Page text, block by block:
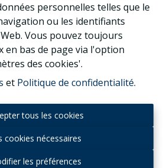
personnelles telles que le
ou les identifiants
Vous pouvez toujours
en bas de page via l'option
des cookies'.
et Politique de confidentialité.
tous les cookies
cookies nécessaires
les préférences
srl
521
16 32